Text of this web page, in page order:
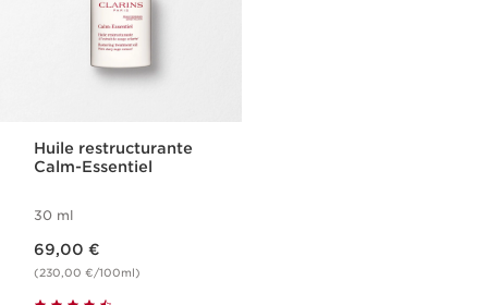
Huile restructurante
Calm-Essentiel
30 ml
69,00 €
(230,00 €/100ml)